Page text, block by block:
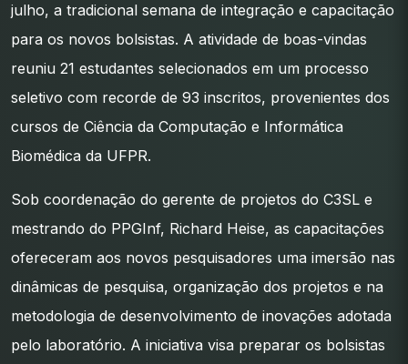
julho, a tradicional semana de integração e capacitação
para os novos bolsistas. A atividade de boas-vindas
reuniu 21 estudantes selecionados em um processo
seletivo com recorde de 93 inscritos, provenientes dos
cursos de Ciência da Computação e Informática
Biomédica da UFPR.
Sob coordenação do gerente de projetos do C3SL e
mestrando do PPGInf, Richard Heise, as capacitações
ofereceram aos novos pesquisadores uma imersão nas
dinâmicas de pesquisa, organização dos projetos e na
metodologia de desenvolvimento de inovações adotada
pelo laboratório. A iniciativa visa preparar os bolsistas